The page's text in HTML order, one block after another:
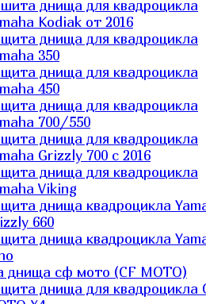
днища для квадроцикла
Kodiak от 2016
днища для квадроцикла
350
днища для квадроцикла
450
днища для квадроцикла
700/550
днища для квадроцикла
Grizzly 700 с 2016
днища для квадроцикла
Viking
днища квадроцикла
660
днища квадроцикла
днища сф мото (CF MOTO)
днища для квадроцикла